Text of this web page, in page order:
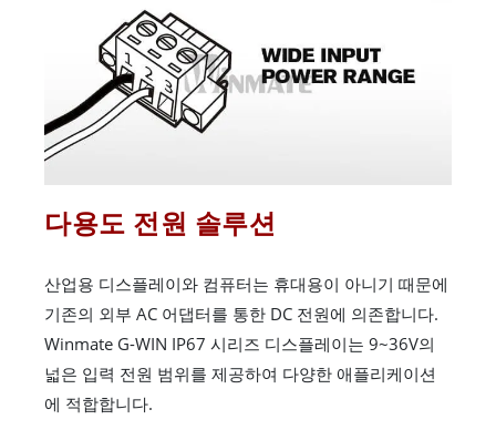
다용도 전원 솔루션
산업용 디스플레이와 컴퓨터는 휴대용이 아니기 때문에
기존의 외부 AC 어댑터를 통한 DC 전원에 의존합니다.
Winmate G-WIN IP67 시리즈 디스플레이는 9~36V의
넓은 입력 전원 범위를 제공하여 다양한 애플리케이션
에 적합합니다.